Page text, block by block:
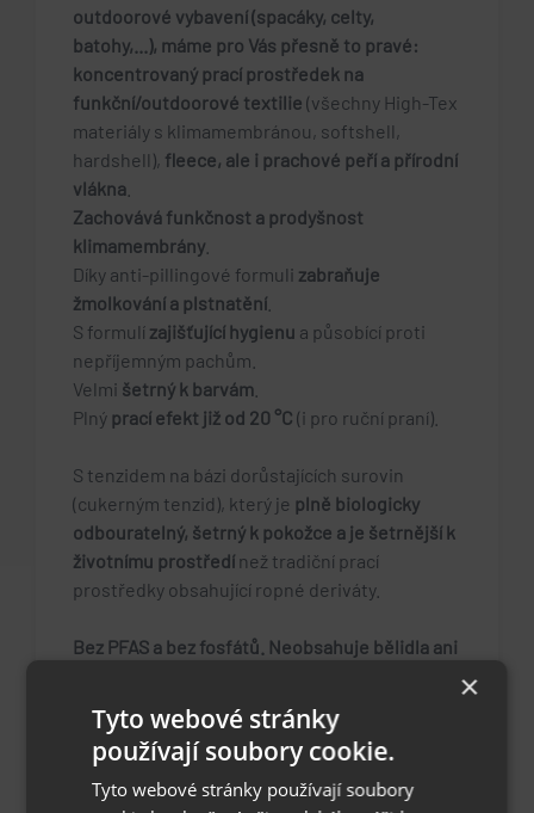
outdoorové vybavení (spacáky, celty,
batohy,...), máme pro Vás přesně to pravé:
koncentrovaný prací prostředek na
funkční/outdoorové textilie (všechny High-Tex
materiály s klimamembránou, softshell,
hardshell), fleece, ale i prachové peří a přírodní
vlákna
Zachovává funkčnost a prodyšnost
klimamembrány
Díky anti-pillingové formuli zabraňuje
žmolkování a plstnatění
S formulí zajišťující hygienu a působící proti
nepříjemným pachům.
Velmi šetrný k barvám
Plný prací efekt již od 20 °C (i pro ruční praní).
S tenzidem na bázi dorůstajících surovin
(cukerným tenzid), který je plně biologicky
odbouratelný, šetrný k pokožce a je šetrnější k
životnímu prostředí než tradiční prací
prostředky obsahující ropné deriváty.
Bez PFAS a bez fosfátů. Neobsahuje bělidla ani
Vždy se řiďte informacemi na štítku výrobku.
Signální slovo:odpadá.
×
Tyto webové stránky
používají soubory cookie.
Tyto webové stránky používají soubory